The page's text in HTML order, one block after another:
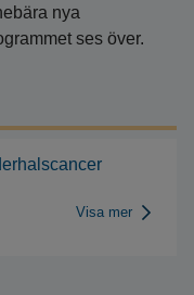
nya
ses över.
Visa mer